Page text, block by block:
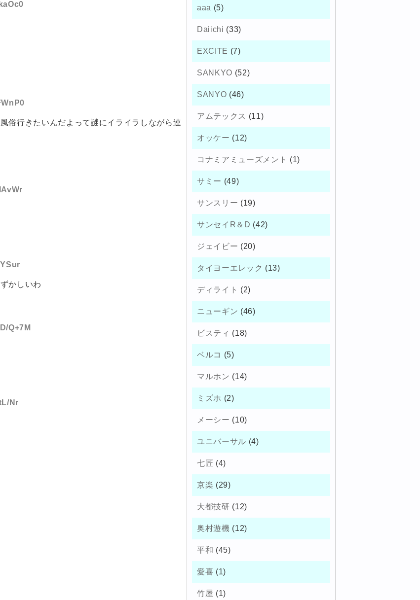
俗行きたいんだよって謎にイライラしながら連
かしいわ
Q+7M
Nr
aaa (5)
Daiichi (33)
EXCITE (7)
SANKYO (52)
SANYO (46)
アムテックス (11)
オッケー (12)
コナミアミューズメント (1)
サミー (49)
サンスリー (19)
サンセイR＆D (42)
ジェイビー (20)
タイヨーエレック (13)
ディライト (2)
ニューギン (46)
ビスティ (18)
ベルコ (5)
マルホン (14)
ミズホ (2)
メーシー (10)
ユニバーサル (4)
七匠 (4)
京楽 (29)
大都技研 (12)
奥村遊機 (12)
平和 (45)
愛喜 (1)
竹屋 (1)